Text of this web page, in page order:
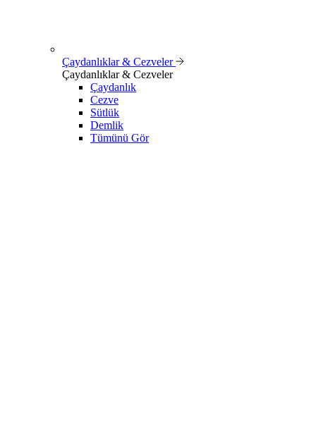
Çaydanlıklar & Cezveler
Çaydanlıklar & Cezveler
Çaydanlık
Cezve
Sütlük
Demlik
Tümünü Gör